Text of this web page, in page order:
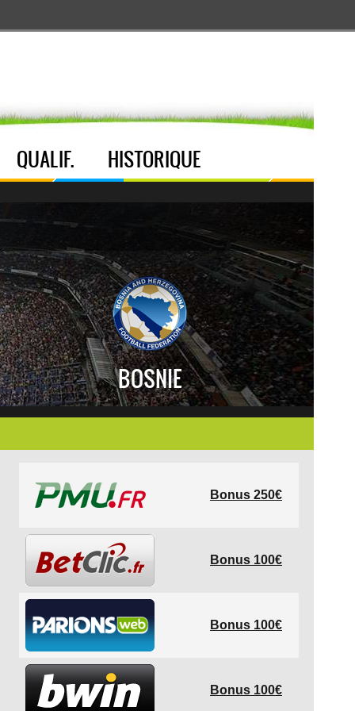
QUALIF. HISTORIQUE
BOSNIE
Bonus 250€
Bonus 100€
Bonus 100€
Bonus 100€